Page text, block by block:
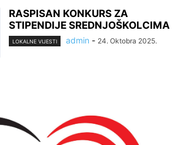
RASPISAN KONKURS ZA
STIPENDIJE SREDNJOŠKOLCIMA
LOKALNE VIJESTI admin - 24. Oktobra 2025.